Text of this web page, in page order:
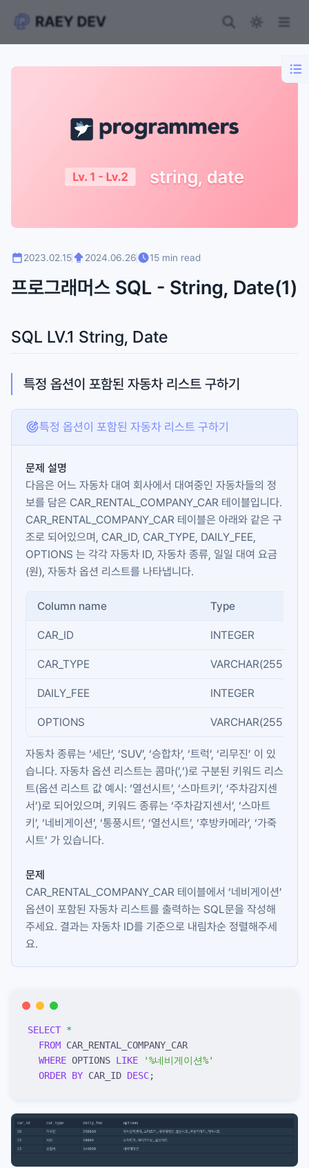
2023.02.15 2024.06.26 15 min read
프로그래머스 SQL - String, Date(1)
SQL LV.1 String, Date
특정 옵션이 포함된 자동차 리스트 구하기
특정 옵션이 포함된 자동차 리스트 구하기
문제 설명
다음은 어느 자동차 대여 회사에서 대여중인 자동차들의 정
보를 담은 CAR_RENTAL_COMPANY_CAR 테이블입니다.
CAR_RENTAL_COMPANY_CAR 테이블은 아래와 같은 구
조로 되어있으며, CAR_ID, CAR_TYPE, DAILY_FEE,
OPTIONS 는 각각 자동차 ID, 자동차 종류, 일일 대여 요금
(원), 자동차 옵션 리스트를 나타냅니다.
Column name Type
CAR_ID INTEGER
CAR_TYPE VARCHAR(255)
DAILY_FEE INTEGER
OPTIONS VARCHAR(255)
자동차 종류는 ‘세단’, ‘SUV’, ‘승합차’, ‘트럭’, ‘리무진’ 이 있
습니다. 자동차 옵션 리스트는 콤마(’,‘)로 구분된 키워드 리스
트(옵션 리스트 값 예시: ‘열선시트’, ‘스마트키’, ‘주차감지센
서’)로 되어있으며, 키워드 종류는 ‘주차감지센서’, ‘스마트
키’, ‘네비게이션’, ‘통풍시트’, ‘열선시트’, ‘후방카메라’, ‘가죽
시트’ 가 있습니다.
문제
CAR_RENTAL_COMPANY_CAR 테이블에서 ‘네비게이션’
옵션이 포함된 자동차 리스트를 출력하는 SQL문을 작성해
주세요. 결과는 자동차 ID를 기준으로 내림차순 정렬해주세
요.
SELECT *
  FROM
CAR_RENTAL_COMPANY_CAR
  WHERE
OPTIONS LIKE '%네비게이션%'
  ORDER BY
CAR_ID DESC;